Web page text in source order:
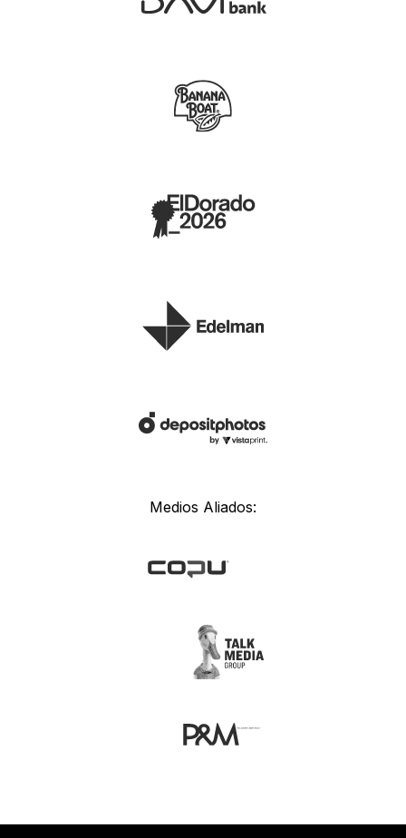
Medios Aliados: